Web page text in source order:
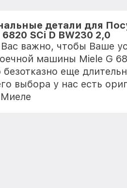
детали для
6820 SCi D BW230 2,0
Вас важно, чтобы Ваше
машины Miele G
безотказно еще
выбора у нас есть